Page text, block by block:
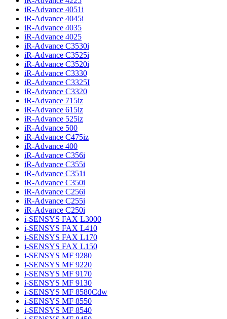
iR-Advance 4051i
iR-Advance 4045i
iR-Advance 4035
iR-Advance 4025
iR-Advance C3530i
iR-Advance C3525i
iR-Advance C3520i
iR-Advance C3330
iR-Advance C3325I
iR-Advance C3320
iR-Advance 715iz
iR-Advance 615iz
iR-Advance 525iz
iR-Advance 500
iR-Advance C475iz
iR-Advance 400
iR-Advance C356i
iR-Advance C355i
iR-Advance C351i
iR-Advance C350i
iR-Advance C256i
iR-Advance C255i
iR-Advance C250i
i-SENSYS FAX L3000
i-SENSYS FAX L410
i-SENSYS FAX L170
i-SENSYS FAX L150
i-SENSYS MF 9280
i-SENSYS MF 9220
i-SENSYS MF 9170
i-SENSYS MF 9130
i-SENSYS MF 8580Cdw
i-SENSYS MF 8550
i-SENSYS MF 8540